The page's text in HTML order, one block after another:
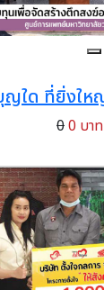
ญใด ที่ยิ่งให
00 บาท